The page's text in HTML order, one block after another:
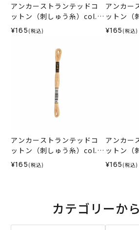
アンカーストランテッドコ
ットン（刺しゅう糸）col.0
367
¥165 (税込)
アンカー
ットン（
881
¥165 (税込)
アンカーストランテッドコ
ットン（刺しゅう糸）col.0
942
¥165 (税込)
アンカー
ットン（
361
¥165 (税込)
カテゴリーか